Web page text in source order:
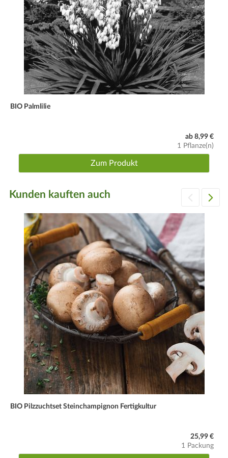
BIO Palmlilie
ab 8,99 €
1 Pflanze(n)
Zum Produkt
Kunden kauften auch
BIO Pilzzuchtset Steinchampignon Fertigkultur
25,99 €
1 Packung